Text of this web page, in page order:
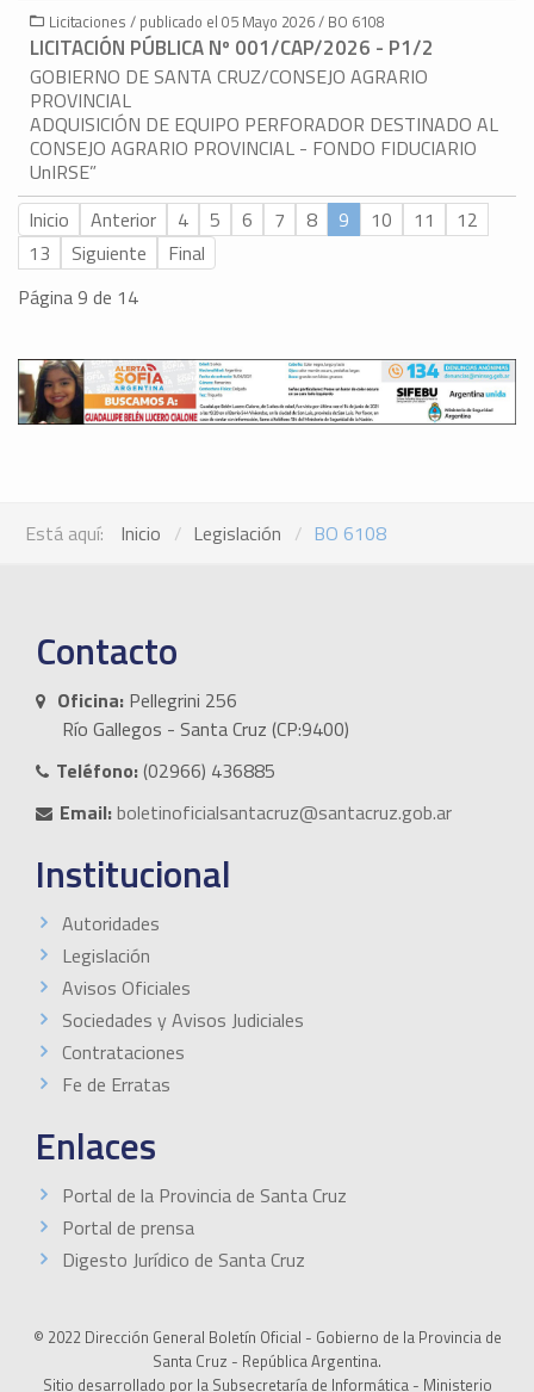
Licitaciones / publicado el 05 Mayo 2026 / BO 6108
LICITACIÓN PÚBLICA Nº 001/CAP/2026 - P1/2
GOBIERNO DE SANTA CRUZ/CONSEJO AGRARIO
PROVINCIAL
ADQUISICIÓN DE EQUIPO PERFORADOR DESTINADO AL
CONSEJO AGRARIO PROVINCIAL - FONDO FIDUCIARIO
UnIRSE”
Inicio
Anterior 4 5 6 7 8 9 10 11
12
13
Siguiente
Final
Página 9 de 14
Está aquí: Inicio Legislación BO 6108
Contacto
Oficina: Pellegrini 256
Río Gallegos - Santa Cruz (CP:9400)
Teléfono:(02966) 436885
Email:boletinoficialsantacruz@santacruz.gob.ar
Institucional
Autoridades
Legislación
Avisos Oficiales
Sociedades y Avisos Judiciales
Contrataciones
Fe de Erratas
Enlaces
Portal de la Provincia de Santa Cruz
Portal de prensa
Digesto Jurídico de Santa Cruz
© 2022 Dirección General Boletín Oficial - Gobierno de la Provincia de
Santa Cruz - República Argentina.
Sitio desarrollado por la Subsecretaría de Informática - Ministerio